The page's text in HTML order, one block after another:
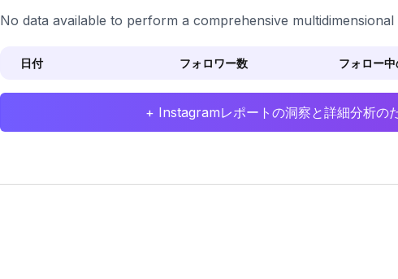
No data available to perform a comprehensive
日付 フォロワー数 フォロー
+ Instagramレポートの洞察と詳細分析の